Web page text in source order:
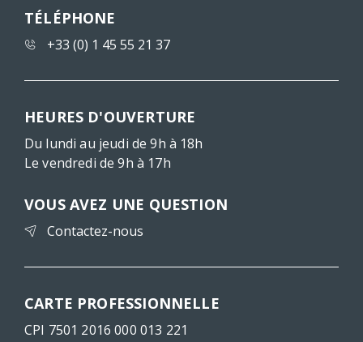
TÉLÉPHONE
+33 (0) 1 45 55 21 37
HEURES D'OUVERTURE
Du lundi au jeudi de 9h à 18h
Le vendredi de 9h à 17h
VOUS AVEZ UNE QUESTION
Contactez-nous
CARTE PROFESSIONNELLE
CPI 7501 2016 000 013 221